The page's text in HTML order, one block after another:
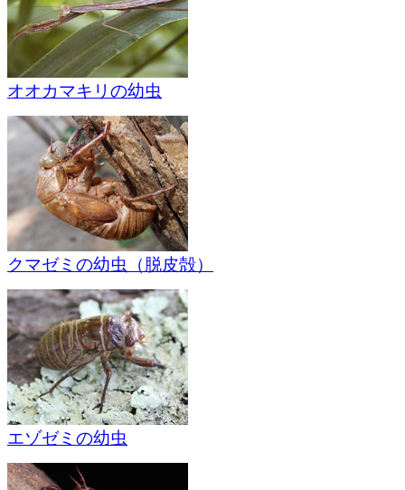
オオカマキリの幼虫
クマゼミの幼虫（脱皮殻）
エゾゼミの幼虫